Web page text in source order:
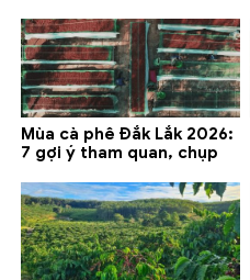
Mùa cà phê Đắk Lắk 2026:
7 gợi ý tham quan, chụp